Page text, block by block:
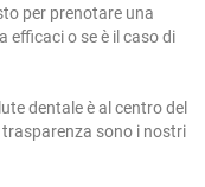
per prenotare una
efficaci o se è il caso di
dentale è al centro del
sono i nostri